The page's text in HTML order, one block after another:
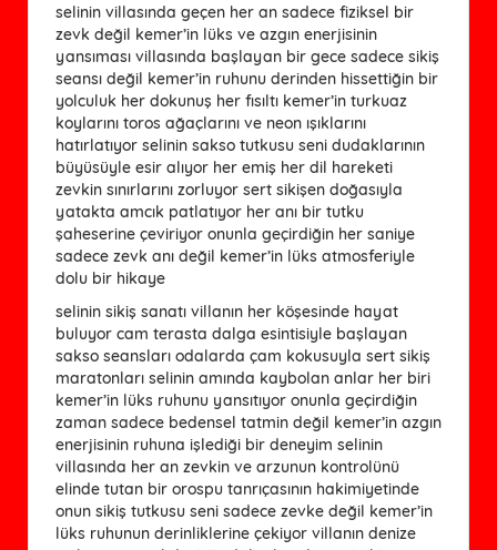
selinin villasında geçen her an sadece fiziksel bir
zevk değil kemer’in lüks ve azgın enerjisinin
yansıması villasında başlayan bir gece sadece sikiş
seansı değil kemer’in ruhunu derinden hissettiğin bir
yolculuk her dokunuş her fısıltı kemer’in turkuaz
koylarını toros ağaçlarını ve neon ışıklarını
hatırlatıyor selinin sakso tutkusu seni dudaklarının
büyüsüyle esir alıyor her emiş her dil hareketi
zevkin sınırlarını zorluyor sert sikişen doğasıyla
yatakta amcık patlatıyor her anı bir tutku
şaheserine çeviriyor onunla geçirdiğin her saniye
sadece zevk anı değil kemer’in lüks atmosferiyle
dolu bir hikaye
selinin sikiş sanatı villanın her köşesinde hayat
buluyor cam terasta dalga esintisiyle başlayan
sakso seansları odalarda çam kokusuyla sert sikiş
maratonları selinin amında kaybolan anlar her biri
kemer’in lüks ruhunu yansıtıyor onunla geçirdiğin
zaman sadece bedensel tatmin değil kemer’in azgın
enerjisinin ruhuna işlediği bir deneyim selinin
villasında her an zevkin ve arzunun kontrolünü
elinde tutan bir orospu tanrıçasının hakimiyetinde
onun sikiş tutkusu seni sadece zevke değil kemer’in
lüks ruhunun derinliklerine çekiyor villanın denize